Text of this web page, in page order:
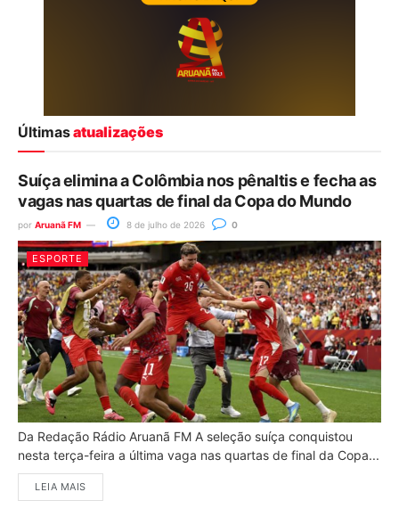
Últimasatualizações
Suíça elimina a Colômbia nos pênaltis e fecha as
vagas nas quartas de final da Copa do Mundo
por Aruanã FM 8 de julho de 2026 0
ESPORTE
Da Redação Rádio Aruanã FM A seleção suíça conquistou
nesta terça-feira a última vaga nas quartas de final da Copa...
LEIA MAIS